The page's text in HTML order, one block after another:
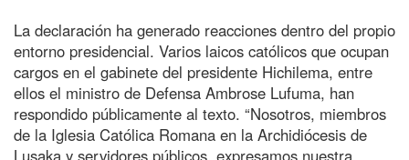
La declaración ha generado reacciones dentro del propio
entorno presidencial. Varios laicos católicos que ocupan
cargos en el gabinete del presidente Hichilema, entre
ellos el ministro de Defensa Ambrose Lufuma, han
respondido públicamente al texto. “Nosotros, miembros
de la Iglesia Católica Romana en la Archidiócesis de
Lusaka y servidores públicos, expresamos nuestra